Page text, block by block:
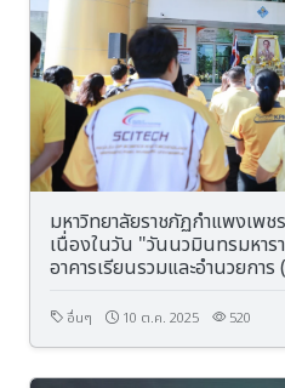
มหาวิทยาลัยราชภัฏกำแพงเพ
เนื่องในวัน "วันนวมินทรมหา
อาคารเรียนรวมและอำนวยกา
อื่นๆ 10 ต.ค. 2025 520